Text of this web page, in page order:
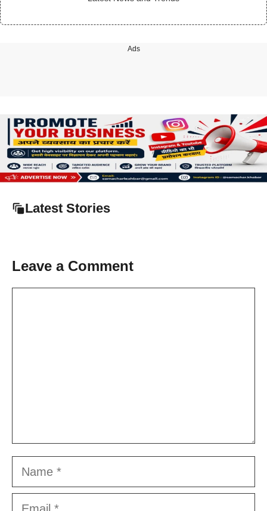
Ads
Latest Stories
Leave a Comment
Name
Email